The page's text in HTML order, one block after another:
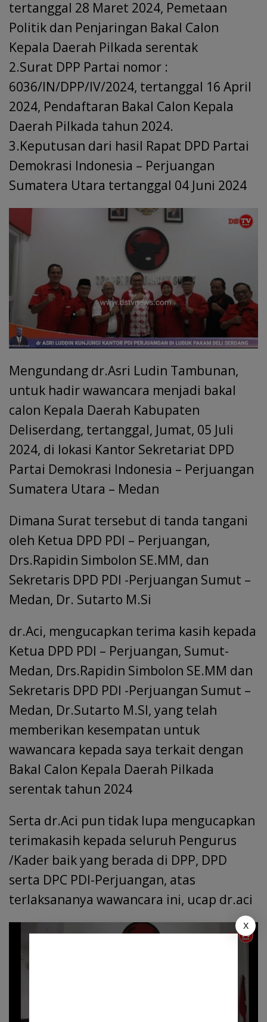
tertanggal 28 Maret 2024, Pemetaan
Politik dan Penjaringan Bakal Calon
Kepala Daerah Pilkada serentak
2.Surat DPP Partai nomor :
6036/IN/DPP/lV/2024, tertanggal 16 April
2024, Pendaftaran Bakal Calon Kepala
Daerah Pilkada tahun 2024.
3.Keputusan dari hasil Rapat DPD Partai
Demokrasi Indonesia – Perjuangan
Sumatera Utara tertanggal 04 Juni 2024
Mengundang dr.Asri Ludin Tambunan,
untuk hadir wawancara menjadi bakal
calon Kepala Daerah Kabupaten
Deliserdang, tertanggal, Jumat, 05 Juli
2024, di lokasi Kantor Sekretariat DPD
Partai Demokrasi Indonesia – Perjuangan
Sumatera Utara – Medan
Dimana Surat tersebut di tanda tangani
oleh Ketua DPD PDI – Perjuangan,
Drs.Rapidin Simbolon SE.MM, dan
Sekretaris DPD PDI -Perjuangan Sumut –
Medan, Dr. Sutarto M.Si
dr.Aci, mengucapkan terima kasih kepada
Ketua DPD PDI – Perjuangan, Sumut-
Medan, Drs.Rapidin Simbolon SE.MM dan
Sekretaris DPD PDI -Perjuangan Sumut –
Medan, Dr.Sutarto M.SI, yang telah
memberikan kesempatan untuk
wawancara kepada saya terkait dengan
Bakal Calon Kepala Daerah Pilkada
serentak tahun 2024
Serta dr.Aci pun tidak lupa mengucapkan
terimakasih kepada seluruh Pengurus
/Kader baik yang berada di DPP, DPD
serta DPC PDI-Perjuangan, atas
terlaksananya wawancara ini, ucap dr.aci
X